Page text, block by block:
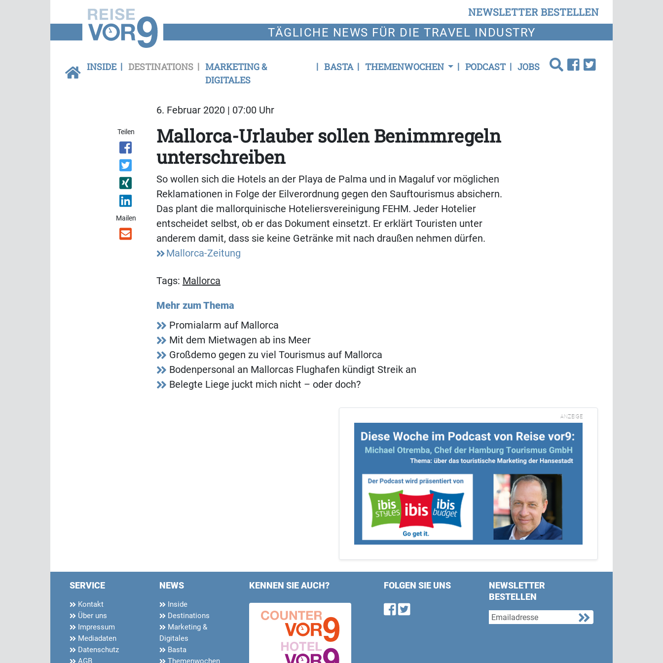
NEWSLETTER BESTELLEN
TÄGLICHE NEWS FÜR DIE TRAVEL INDUSTRY
INSIDE DESTINATIONS
MARKETING &
DIGITALES
BASTA THEMENWOCHEN PODCAST JOBS
6. Februar 2020 | 07:00 Uhr
Teilen
Mailen
Mallorca-Urlauber sollen Benimmregeln
unterschreiben
So wollen sich die Hotels an der Playa de Palma und in Magaluf vor möglichen
Reklamationen in Folge der Eilverordnung gegen den Sauftourismus absichern.
Das plant die mallorquinische Hoteliersvereinigung FEHM. Jeder Hotelier
entscheidet selbst, ob er das Dokument einsetzt. Er erklärt Touristen unter
anderem damit, dass sie keine Getränke mit nach draußen nehmen dürfen.
Mallorca-Zeitung
Tags: Mallorca
Mehr zum Thema
Promialarm auf Mallorca
Mit dem Mietwagen ab ins Meer
Großdemo gegen zu viel Tourismus auf Mallorca
Bodenpersonal an Mallorcas Flughafen kündigt Streik an
Belegte Liege juckt mich nicht – oder doch?
ANZEIGE
SERVICE
Kontakt
Über uns
Impressum
Mediadaten
Datenschutz
AGB
NEWS
Inside
Destinations
Marketing &
Digitales
Basta
Themenwochen
KENNEN SIE AUCH? FOLGEN SIE UNS
Find us on Facebook
Follow us on Twitter
NEWSLETTER
BESTELLEN